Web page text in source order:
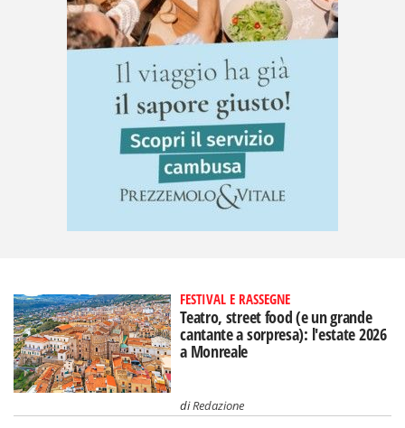
FESTIVAL E RASSEGNE
Teatro, street food (e un grande
cantante a sorpresa): l'estate 2026
a Monreale
diRedazione